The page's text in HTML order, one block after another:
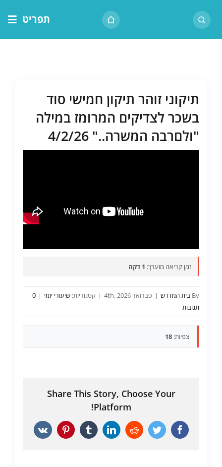
לתוכן
תפריט
שיעור יומי
מאמרים
תיקוני זוהר תיקון חמישי סוד
בשכר לצדיקים המרומז במילה
"ולםרבה המשרה.." 4/2/26
זמן קריאה מוערך: 1 דקה
By בית המדרש | פברואר 4th, 2026 | קטגוריות: שיעורי יומי |
0
תגובות
צפיות: 18
Share This Story, Choose Your
Platform!
Facebook
Twitter
Reddit
LinkedIn
Tumblr
Pinterest
Vk